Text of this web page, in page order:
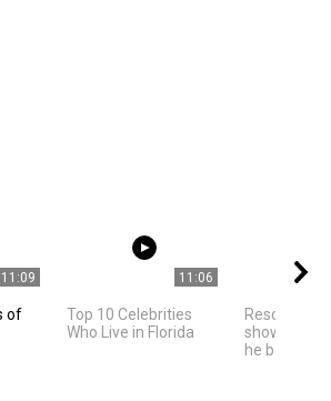
11:09
of
11:06
Top 10 Celebrities
Who Live in Florida
Rescued
shows
he bathes